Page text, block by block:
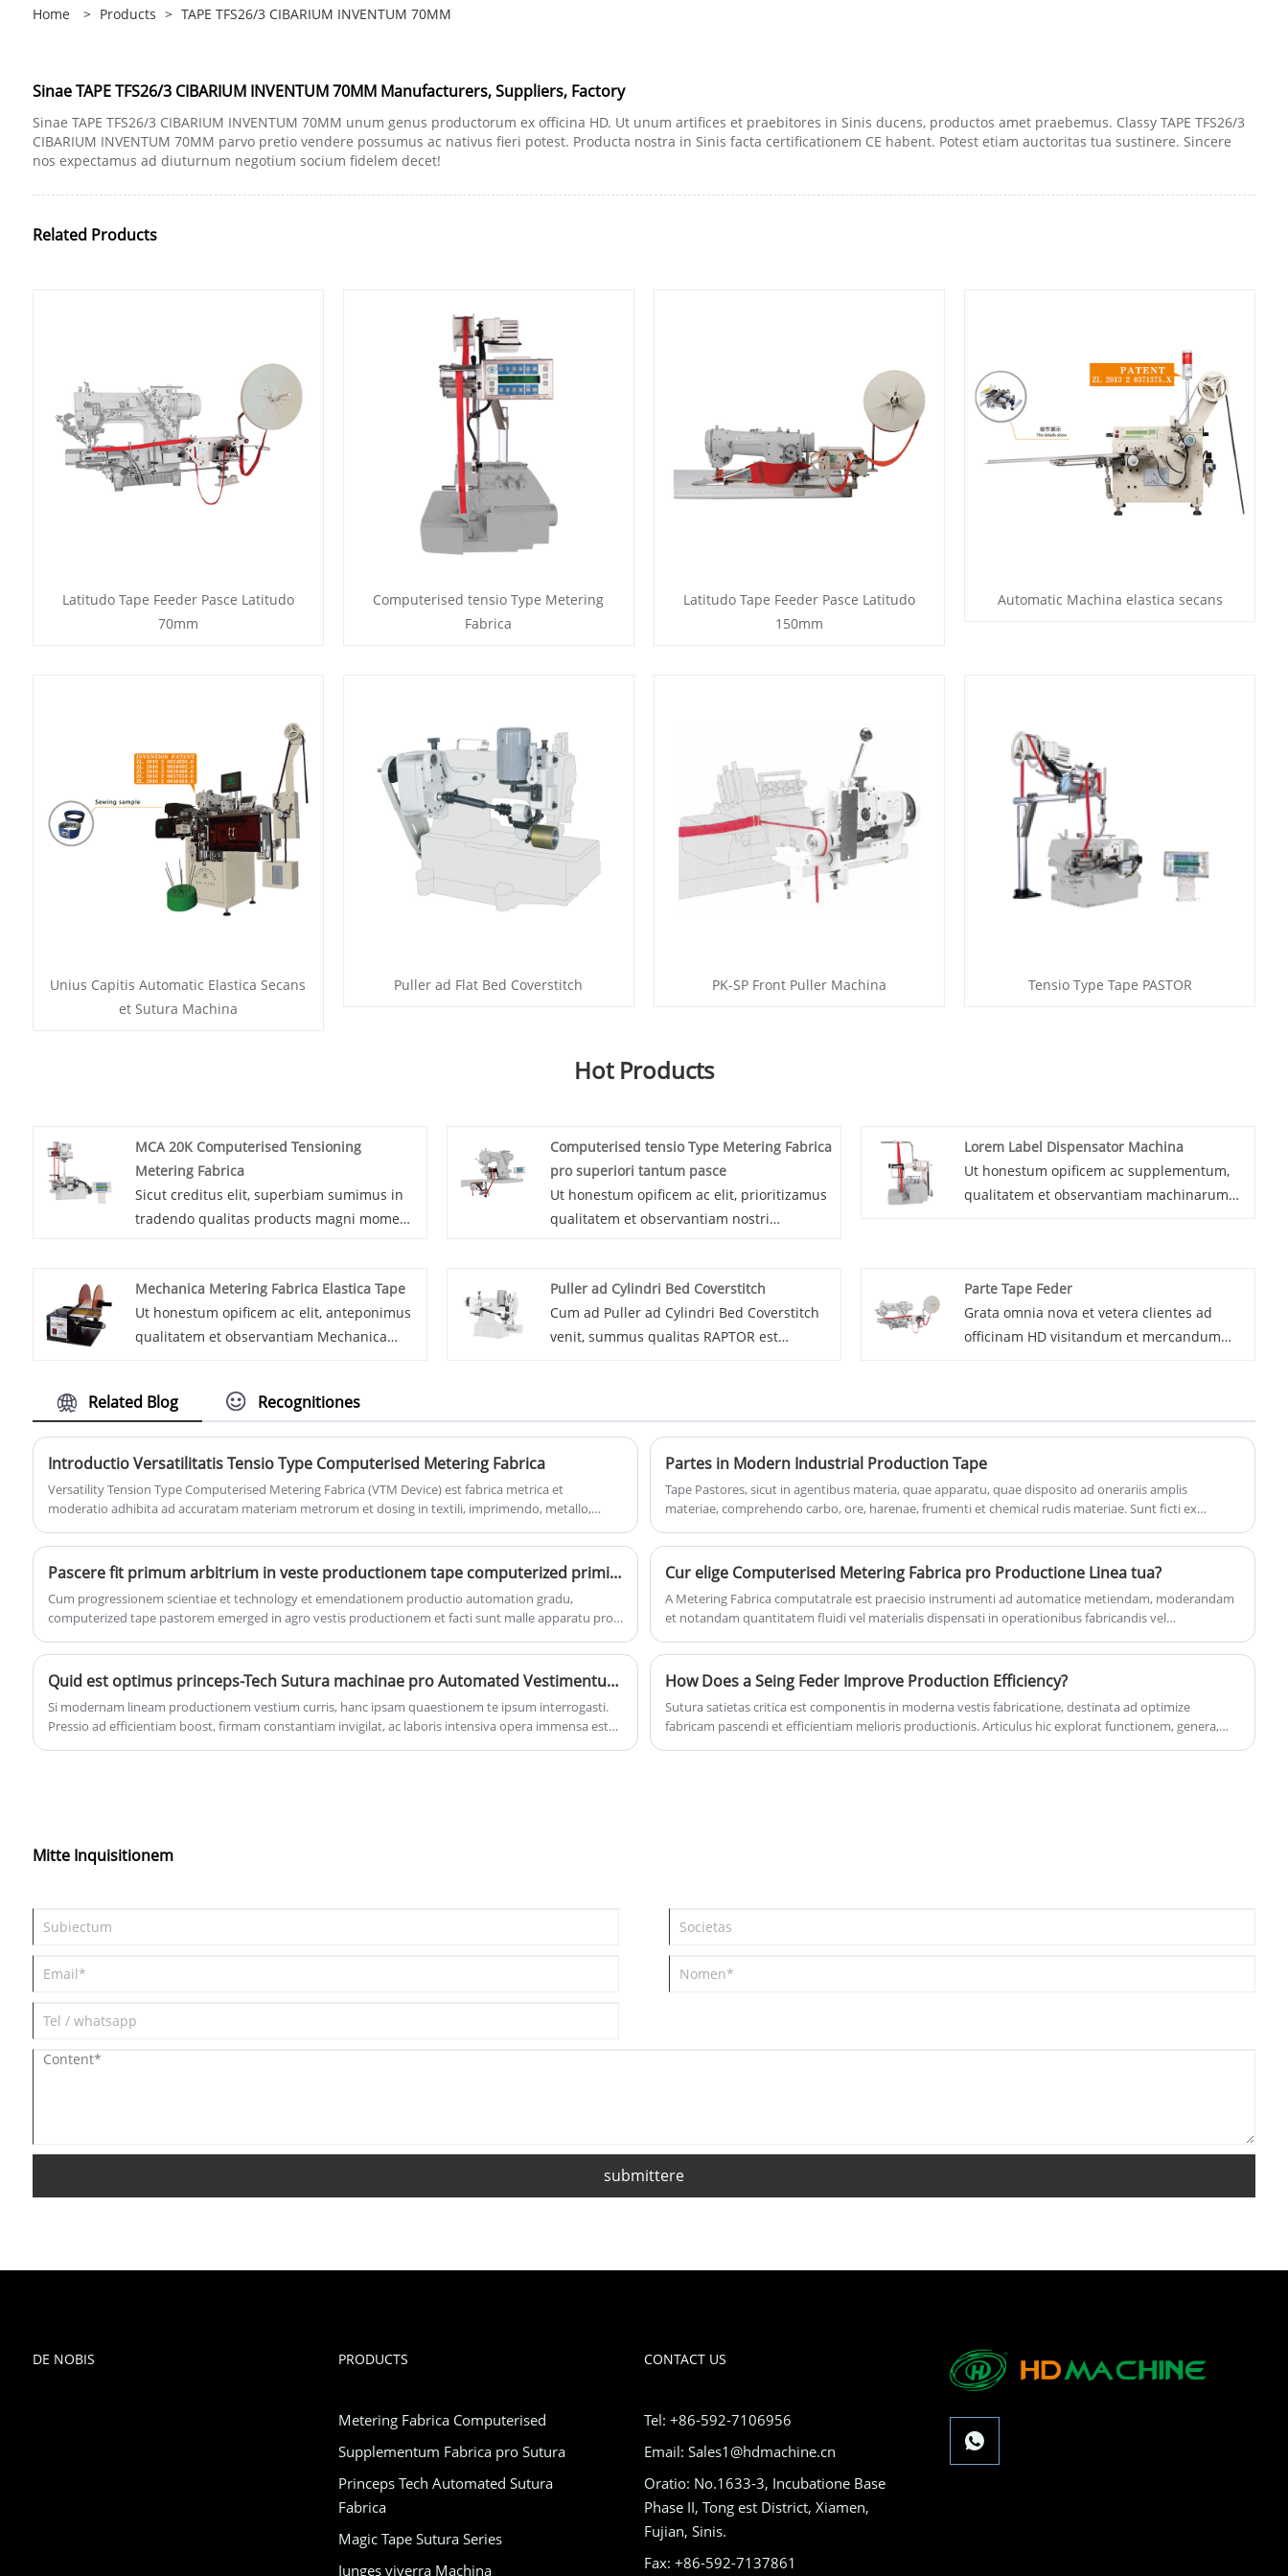
Home > Products > TAPE TFS26/3 CIBARIUM INVENTUM 70MM
Sinae TAPE TFS26/3 CIBARIUM INVENTUM 70MM Manufacturers, Suppliers, Factory
Sinae TAPE TFS26/3 CIBARIUM INVENTUM 70MM unum genus productorum ex officina HD. Ut unum artifices et praebitores in Sinis ducens, productos amet praebemus. Classy TAPE TFS26/3
CIBARIUM INVENTUM 70MM parvo pretio vendere possumus ac nativus fieri potest. Producta nostra in Sinis facta certificationem CE habent. Potest etiam auctoritas tua sustinere. Sincere
nos expectamus ad diuturnum negotium socium fidelem decet!
Related Products
Latitudo Tape Feeder Pasce Latitudo
70mm
Computerised tensio Type Metering
Fabrica
Latitudo Tape Feeder Pasce Latitudo
150mm
Automatic Machina elastica secans
Unius Capitis Automatic Elastica Secans
et Sutura Machina
Puller ad Flat Bed Coverstitch PK-SP Front Puller Machina Tensio Type Tape PASTOR
Hot Products
MCA 20K Computerised Tensioning
Metering Fabrica
Sicut creditus elit, superbiam sumimus in
tradendo qualitas products magni momenti
technologias provectas utetur et processus
qualitates moderantiae stricte sequitur ut
firmitatem ac firmitatem MCA 20K
satisfactionis emptoris, studemus
solutiones incisurae praebere, quae augent
fructibus et efficientiam variis industriis.
Elige MCA 20K Computerised tensio
Metering Fabrica pro certa intentione
temperantiae et productionis productionis
Computerised tensio Type Metering Fabrica
pro superiori tantum pasce
Ut honestum opificem ac elit, prioritizamus
qualitatem et observantiam nostri
cogitationes duram probationem subeunt
ut accurationem et fidem in tensione
dicionis obtineat. Etiam technicam
specifica sutura requisita.
Lorem Label Dispensator Machina
Ut honestum opificem ac supplementum,
qualitatem et observantiam machinarum
ad usum continuum sustinendum in
ambitibus industrialibus exigendis.
Praebemus comprehensivam technicam
praestamus.
Mechanica Metering Fabrica Elastica Tape
Ut honestum opificem ac elit, anteponimus
qualitatem et observantiam Mechanica
accurationem ac firmitatem in tape elasticis
metering. Etiam technica subsidia et
operas emptores comprehensivos
praebemus ut vos in optimizing usu
machinis nostris adiuvent.
Puller ad Cylindri Bed Coverstitch
Cum ad Puller ad Cylindri Bed Coverstitch
venit, summus qualitas RAPTOR est
certas reperiens ad fontem hae speciales
pullos crucialorum est.
Parte Tape Feder
Grata omnia nova et vetera clientes ad
officinam HD visitandum et mercandum
Omnem cooperationem tecum
exspectamus ut opportunam et efficacem
efficiens iter simul incipiamus.
Related Blog Recognitiones
Introductio Versatilitatis Tensio Type Computerised Metering Fabrica
Versatility Tension Type Computerised Metering Fabrica (VTM Device) est fabrica metrica et
moderatio adhibita ad accuratam materiam metrorum et dosing in textili, imprimendo, metallo,
mensurandum materias pulverulentas, granulares vel liquidas, ut polymerorum, tincturarum,
additivorum, unguentorum, catalystarum, agentium purgantium, etc.
Partes in Modern Industrial Production Tape
Tape Pastores, sicut in agentibus materia, quae apparatu, quae disposito ad onerariis amplis
materiae, comprehendo carbo, ore, harenae, frumenti et chemical rudis materiae. Sunt ficti ex
cursus bene structuram consilium lenis operational perficientur, low structuram consilio, lenis
operational perficientur, low structuram consilio, lenis perficientur humilis, humilis industria
consummatio et longa vita. Haec features facere tape pastores an specimen choice pro variis
industries, occurrens diversis necessitatibus diversis productio environments.
Pascere fit primum arbitrium in veste productionem tape computerized primi, significantly meliorem efficientiam et species
Cum progressionem scientiae et technology et emendationem productio automation gradu,
computerized tape pastorem emerged in agro vestis productionem et facti sunt malle apparatu pro
Cur elige Computerised Metering Fabrica pro Productione Linea tua?
A Metering Fabrica computatrale est praecisio instrumenti ad automatice metiendam, moderandam
et notandam quantitatem fluidi vel materialis dispensati in operationibus fabricandis vel
moderatio integrat, sensoriis summus praecisio, et programmatio logica programmabilis, stabilis,
accurata et iterabilis eventus procurans.
Quid est optimus princeps-Tech Sutura machinae pro Automated Vestimentum vestibulum
Si modernam lineam productionem vestium curris, hanc ipsam quaestionem te ipsum interrogasti.
Pressio ad efficientiam boost, firmam constantiam invigilat, ac laboris intensiva opera immensa est
How Does a Seing Feder Improve Production Efficiency?
Sutura satietas critica est componentis in moderna vestis fabricatione, destinata ad optimize
fabricam pascendi et efficientiam melioris productionis. Articulus hic explorat functionem, genera,
Mitte Inquisitionem
submittere
DE NOBIS PRODUCTS
Metering Fabrica Computerised
Supplementum Fabrica pro Sutura
Princeps Tech Automated Sutura
Fabrica
Magic Tape Sutura Series
Iunges viverra Machina
CONTACT US
Tel: +86-592-7106956
Email: Sales1@hdmachine.cn
Oratio: No.1633-3, Incubatione Base
Phase II, Tong est District, Xiamen,
Fujian, Sinis.
Fax: +86-592-7137861